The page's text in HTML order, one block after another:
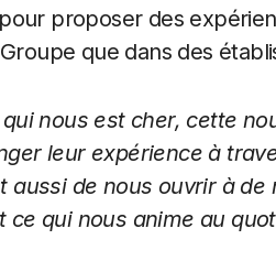
proposer des
que dans des
nous est cher, cette
leur expérience à
aussi de nous ouvrir à
qui nous anime au